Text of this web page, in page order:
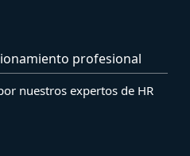
profesional
nuestros expertos de HR